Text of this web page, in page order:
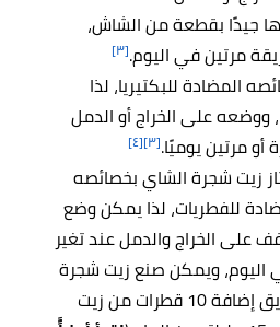
جيدًا بقطعة من الشاش،
مرتين في اليوم.[٣]
المضادة للبكتيريا، لذا
على الخراج أو الدمل
[٣] [٤]
زيت شجرة الشاي بخصائصه
للفطريات، لذا يمكن وضع
على الخراج والدمل عند تغير
اليوم، ويمكن صنع زيت شجرة
الشاي المخفف عن طريق إضافة 10 قطرات من زيت